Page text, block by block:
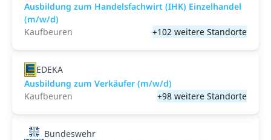
Ausbildung zum Handelsfachwirt (IHK) Einzelhandel
(m/w/d)
Kaufbeuren
+102 weitere Standorte
EDEKA
Ausbildung zum Verkäufer (m/w/d)
Kaufbeuren
+98 weitere Standorte
Bundeswehr